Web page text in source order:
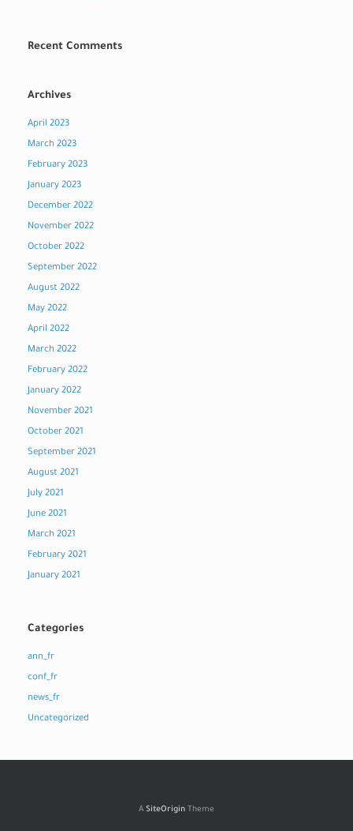
Recent Comments
Archives
April 2023
March 2023
February 2023
January 2023
December 2022
November 2022
October 2022
September 2022
August 2022
May 2022
April 2022
March 2022
February 2022
January 2022
November 2021
October 2021
September 2021
August 2021
July 2021
June 2021
March 2021
February 2021
January 2021
Categories
ann_fr
conf_fr
news_fr
Uncategorized
A SiteOrigin Theme